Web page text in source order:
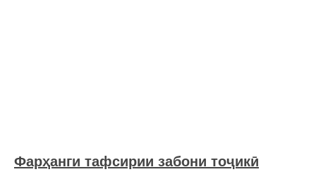
Фарҳанги тафсирии забони тоҷикӣ